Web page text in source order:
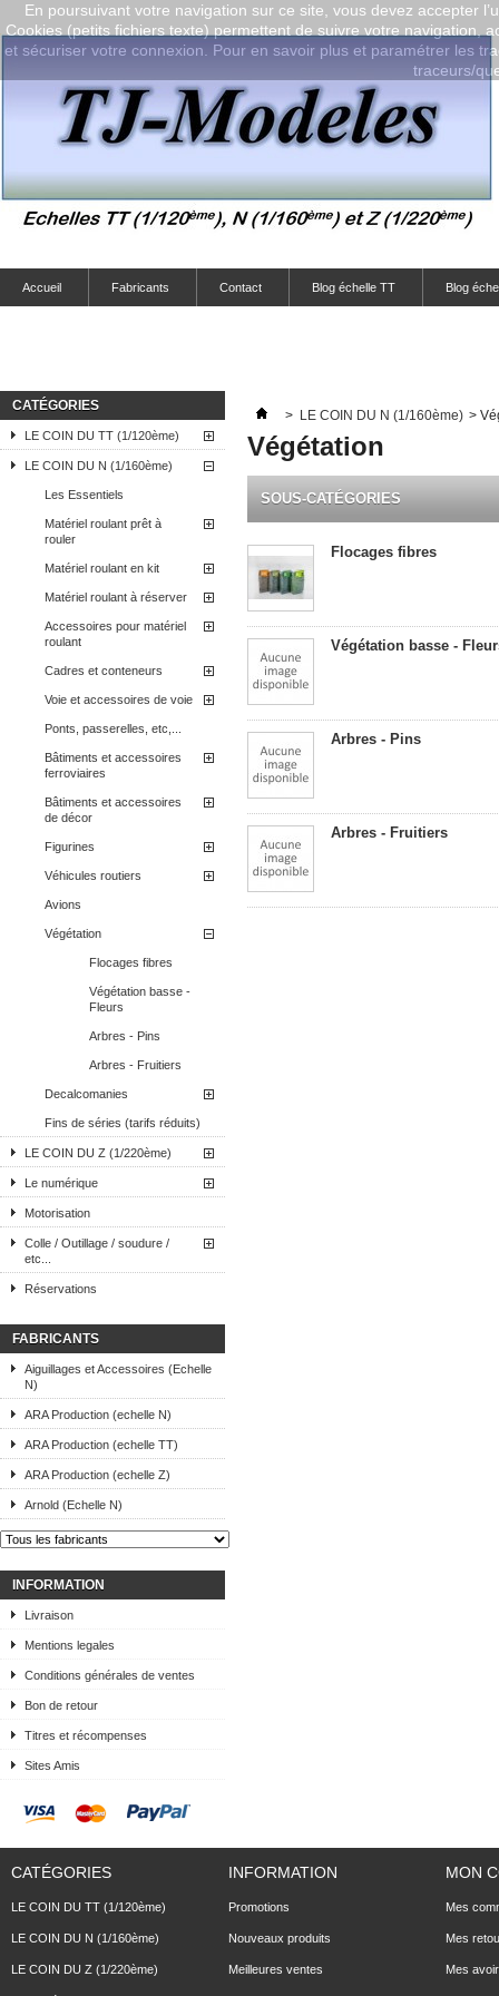
Accueil Fabricants Contact Blog échelle TT Blog
CATÉGORIES
LE COIN DU TT (1/120ème)
LE COIN DU N (1/160ème)
Les Essentiels
Matériel roulant prêt à
rouler
Matériel roulant en kit
Matériel roulant à réserver
Accessoires pour matériel
roulant
Cadres et conteneurs
Voie et accessoires de voie
Ponts, passerelles, etc,...
Bâtiments et accessoires
ferroviaires
Bâtiments et accessoires
de décor
Figurines
Véhicules routiers
Avions
Végétation
Flocages fibres
Végétation basse -
Fleurs
Arbres - Pins
Arbres - Fruitiers
Decalcomanies
Fins de séries (tarifs réduits)
LE COIN DU Z (1/220ème)
Le numérique
Motorisation
Colle / Outillage / soudure /
etc...
Réservations
FABRICANTS
Aiguillages et Accessoires (Echelle
N)
ARA Production (echelle N)
ARA Production (echelle TT)
ARA Production (echelle Z)
Arnold (Echelle N)
INFORMATION
Livraison
Mentions legales
Conditions générales de ventes
Bon de retour
Titres et récompenses
Sites Amis
> LE COIN DU N (1/160ème) >
Végétation
SOUS-CATÉGORIES
Flocages fibres
Végétation basse -
Arbres - Pins
Arbres - Fruitiers
CATÉGORIES
LE COIN DU TT (1/120ème)
LE COIN DU N (1/160ème)
LE COIN DU Z (1/220ème)
INFORMATION
Promotions
Nouveaux produits
Meilleures ventes
MON
Mes
Mes
Mes
En poursuivant votre navigation sur ce site, vous devez accepter
Cookies (petits fichiers texte) permettent de suivre votre navigation,
et sécuriser votre connexion. Pour en savoir plus et paramétrer les
traceurs/